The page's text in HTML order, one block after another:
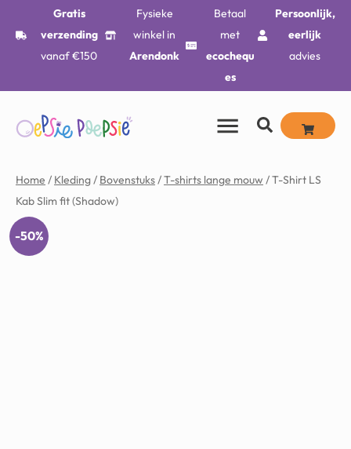
Gratis
verzending
vanaf €150
Fysieke
winkel in
Arendonk
Betaal
met
ecochequ
es
Persoonlijk,
eerlijk
advies
Home / Kleding/ Bovenstuks/T-shirts lange mouw / T-Shirt LS
Kab Slim fit (Shadow)
-50%